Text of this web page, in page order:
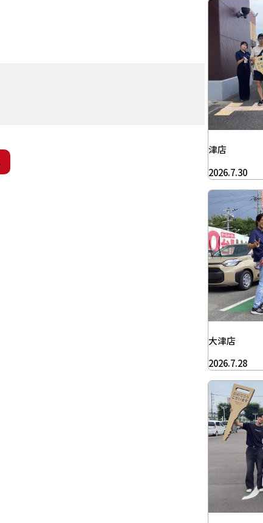
津店
2026.7.30
大津店
2026.7.28